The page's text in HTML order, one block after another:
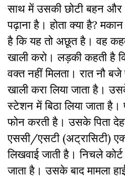
साथ में उसकी छोटी बहन और
पढ़ाना है। होता क्या है?
है कि यह तो अछूत है। वह
खाली करो। लड़की कहती है
वक्त नहीं मिलता। रात नौ
खाली करा लिया जाता है।
स्टेशन में बिठा लिया जाता
फोन करती है। उसके पिता
एससी/एसटी (अट्रासिटी)
लिखवाई जाती है। निचले
जाता है। उसके बाद मामला